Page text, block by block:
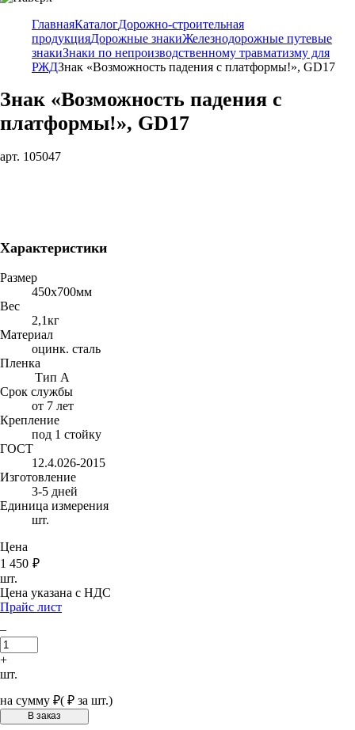
ГлавнаяКаталогДорожно-строительная
продукцияДорожные знакиЖелезнодорожные путевые
знакиЗнаки по непроизводственному травматизму для
РЖДЗнак «Возможность падения с платформы!», GD17
Знак «Возможность падения с
платформы!», GD17
арт. 105047
Характеристики
Размер
450х700мм
Вес
2,1кг
Материал
оцинк. сталь
Пленка
Тип А
Срок службы
от 7 лет
Крепление
под 1 стойку
ГОСТ
12.4.026-2015
Изготовление
3-5 дней
Единица измерения
шт.
Цена
1 450 ₽
шт.
Цена указана с НДС
Прайс лист
–
+
шт.
на сумму ₽( ₽ за шт.)